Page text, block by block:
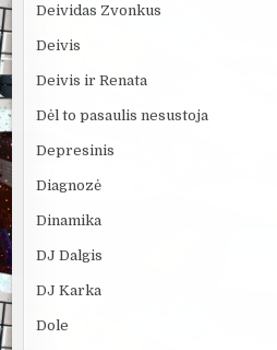
Deividas Zvonkus
Deivis
Deivis ir Renata
Dėl to pasaulis nesustoja
Depresinis
Diagnozė
Dinamika
DJ Dalgis
DJ Karka
Dole